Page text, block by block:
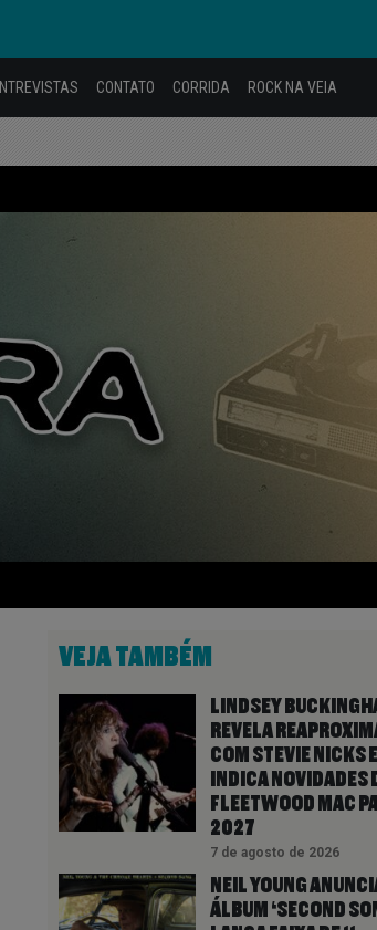
CONTATO CORRIDA ROCK NA VEIA
VEJA TAMBÉM
LINDSEY
REVELA
COM STEVIE NICKS E
INDICA NOVIDADES
FLEETWOOD MAC
2027
7 de agosto de 2026
NEIL YOUNG
ÁLBUM ‘SECOND